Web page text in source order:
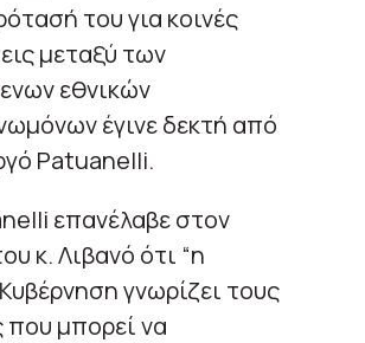
του για κοινές
μεταξύ των
εθνικών
έγινε δεκτή από
Patuanelli.
επανέλαβε στον
κ. Λιβανό ότι “η
γνωρίζει τους
που μπορεί να